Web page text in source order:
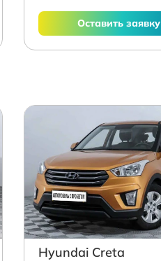
Оставить заявку
Hyundai Creta